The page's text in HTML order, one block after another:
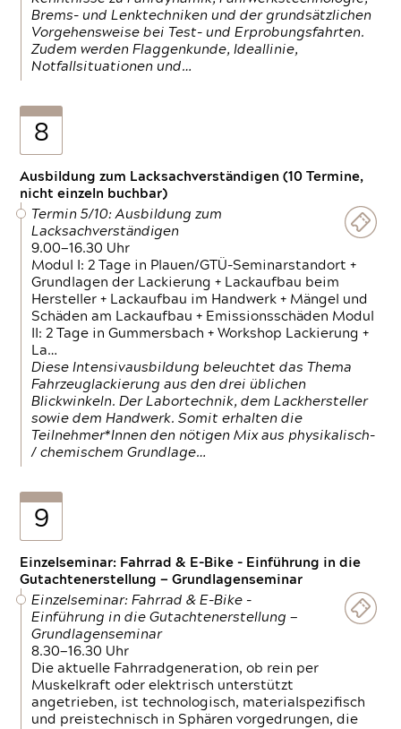
Brems- und Lenktechniken und der grundsätzlichen
Vorgehensweise bei Test- und Erprobungsfahrten.
Zudem werden Flaggenkunde, Ideallinie,
Notfallsituationen und…
8
Ausbildung zum Lacksachverständigen (10 Termine,
nicht einzeln buchbar)
Termin 5/10: Ausbildung zum
Lacksachverständigen
9.00—16.30 Uhr
Modul I: 2 Tage in Plauen/GTÜ-Seminarstandort +
Grundlagen der Lackierung + Lackaufbau beim
Hersteller + Lackaufbau im Handwerk + Mängel und
Schäden am Lackaufbau + Emissionsschäden Modul
II: 2 Tage in Gummersbach + Workshop Lackierung +
La…
Diese Intensivausbildung beleuchtet das Thema
Fahrzeuglackierung aus den drei üblichen
Blickwinkeln. Der Labortechnik, dem Lackhersteller
sowie dem Handwerk. Somit erhalten die
Teilnehmer*Innen den nötigen Mix aus physikalisch-
/ chemischem Grundlage…
9
Einzelseminar: Fahrrad & E-Bike - Einführung in die
Gutachtenerstellung — Grundlagenseminar
Einzelseminar: Fahrrad & E-Bike -
Einführung in die Gutachtenerstellung —
Grundlagenseminar
8.30—16.30 Uhr
Die aktuelle Fahrradgeneration, ob rein per
Muskelkraft oder elektrisch unterstützt
angetrieben, ist technologisch, materialspezifisch
und preistechnisch in Sphären vorgedrungen, die